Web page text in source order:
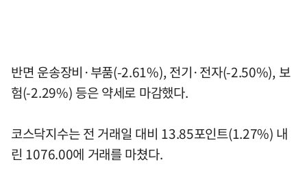
반면 운송장비·부품(-2.61%), 전기·전자(-2.50%), 보
험(-2.29%) 등은 약세로 마감했다.
코스닥지수는 전 거래일 대비 13.85포인트(1.27%) 내
린 1076.00에 거래를 마쳤다.